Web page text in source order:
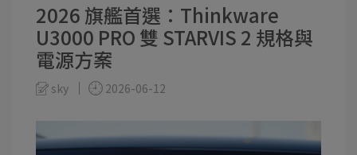
2026 旗艦首選：Thinkware
U3000 PRO 雙 STARVIS 2 規格與
電源方案
sky 2026-06-12